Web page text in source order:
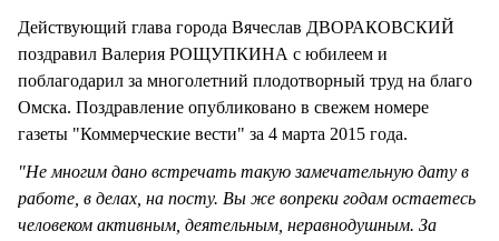
Действующий глава города Вячеслав ДВОРАКОВСКИЙ
поздравил Валерия РОЩУПКИНА с юбилеем и
поблагодарил за многолетний плодотворный труд на благо
Омска. Поздравление опубликовано в свежем номере
газеты "Коммерческие вести" за 4 марта 2015 года.
"Не многим дано встречать такую замечательную дату в
работе, в делах, на посту. Вы же вопреки годам остаетесь
человеком активным, деятельным, неравнодушным. За